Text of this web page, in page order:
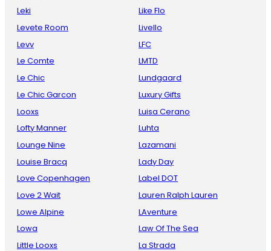
Leki
Levete Room
Levv
Le Comte
Le Chic
Le Chic Garcon
Looxs
Lofty Manner
Lounge Nine
Louise Bracq
Love Copenhagen
Love 2 Wait
Lowe Alpine
Lowa
Little Looxs
Like Flo
Livello
LFC
LMTD
Lundgaard
Luxury Gifts
Luisa Cerano
Luhta
Lazamani
Lady Day
Label DOT
Lauren Ralph Lauren
LAventure
Law Of The Sea
La Strada